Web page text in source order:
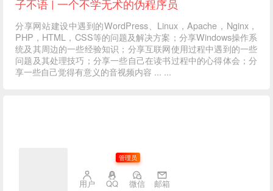
子不语 | 一个不学无术的伪程序员
分享网站建设中遇到的WordPress、Linux，Apache，Nginx，
PHP，HTML，CSS等的问题及解决方案；分享Windows操作系
统及其周边的一些经验知识；分享互联网使用过程中遇到的一些
问题及其处理技巧；分享一些自己在读书过程中的心得体会；分
享一些自己觉得有意义的音视频内容 ... ...
管理员
用户 QQ 微信 邮箱